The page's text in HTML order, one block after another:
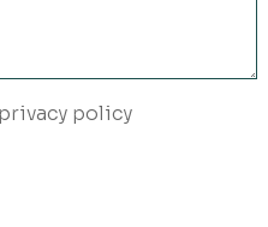
policy